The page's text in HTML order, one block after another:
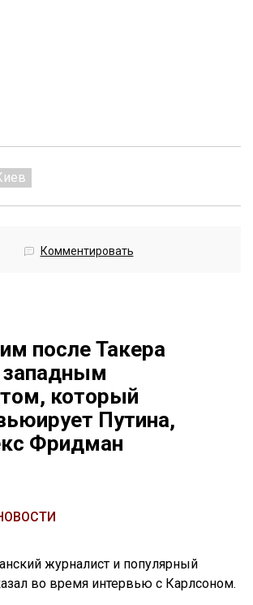
Комментировать
после Такера
западным
который
Путина,
Фридман
журналист и популярный
во время интервью с Карлсоном.